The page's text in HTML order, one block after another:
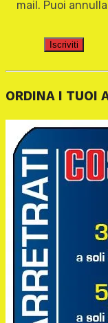
mail. Puoi
Iscriviti
ORDINA I TUOI